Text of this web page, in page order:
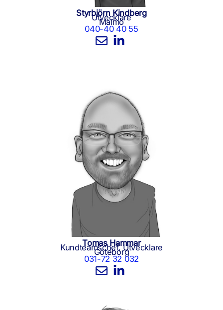
Styrbjörn Kindberg
Utvecklare
Malmö
040-40 40 55
Tomas Hammar
Kundteamschef, Utvecklare
Göteborg
031-72 32 032